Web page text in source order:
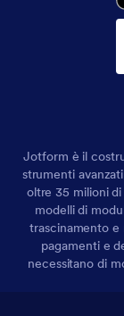
Jotform è il
strumenti
oltre 35 milioni
modelli di
trascinamento e
pagamenti e
necessitano di